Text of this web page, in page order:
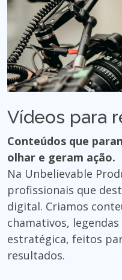
Vídeos para
Conteúdos que
olhar e geram ação.
Na Unbelievable
profissionais que
digital. Criamos
chamativos,
estratégica, feitos
resultados.